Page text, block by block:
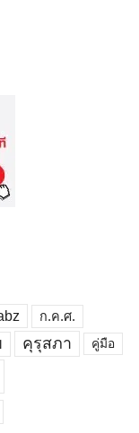
ก.ค.ศ.
คุรุสภา คู่มือ